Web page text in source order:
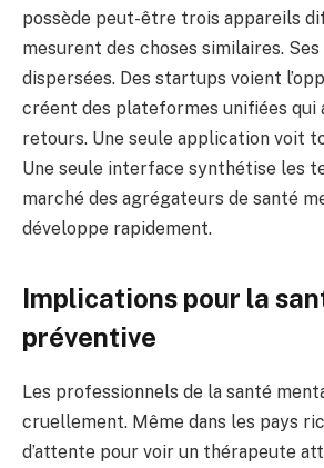
possède peut-être trois appareils
mesurent des choses similaires.
dispersées. Des startups voient
créent des plateformes unifiées qui
retours. Une seule application voit
Une seule interface synthétise les
marché des agrégateurs de santé
développe rapidement.
Implications pour la
préventive
Les professionnels de la santé
cruellement. Même dans les pays
d’attente pour voir un thérapeute